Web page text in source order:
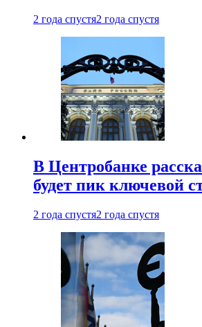
2 года спустя2 года спустя
В Центробанке
будет пик ключевой
2 года спустя2 года спустя